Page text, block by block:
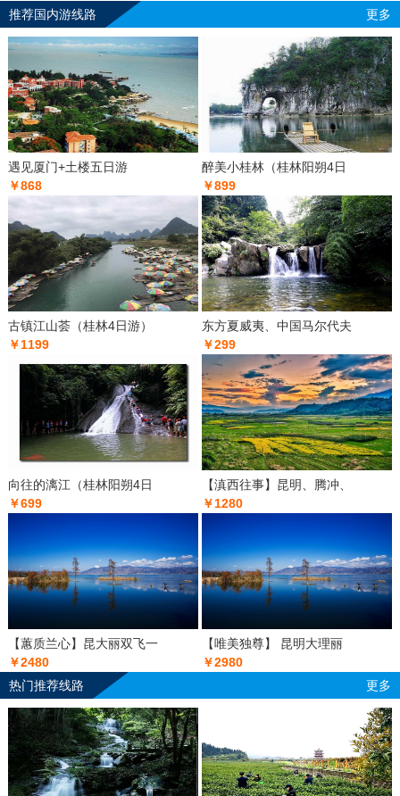
推荐国内游线路
更多
遇见厦门+土楼五日游
￥868
醉美小桂林（桂林阳朔4日
￥899
古镇江山荟（桂林4日游）
￥1199
东方夏威夷、中国马尔代夫
￥299
向往的漓江（桂林阳朔4日
￥699
【滇西往事】昆明、腾冲、
￥1280
【蕙质兰心】昆大丽双飞一
￥2480
【唯美独尊】 昆明大理丽
￥2980
热门推荐线路
更多